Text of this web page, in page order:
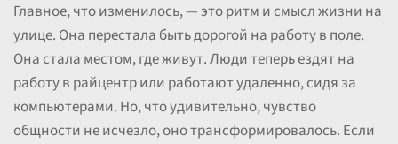
Главное, что изменилось, — это ритм и смысл жизни на
улице. Она перестала быть дорогой на работу в поле.
Она стала местом, где живут. Люди теперь ездят на
работу в райцентр или работают удаленно, сидя за
компьютерами. Но, что удивительно, чувство
общности не исчезло, оно трансформировалось. Если